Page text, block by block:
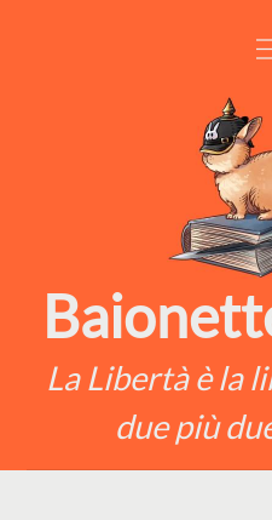
La Libertà è la
due più